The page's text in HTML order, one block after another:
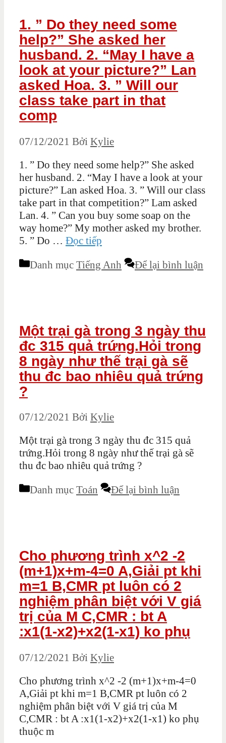
1. ” Do they need some
help?” She asked her
husband. 2. “May I have a
look at your picture?” Lan
asked Hoa. 3. ” Will our
class take part in that
comp
07/12/2021 Bởi Kylie
1. ” Do they need some help?” She asked
her husband. 2. “May I have a look at your
picture?” Lan asked Hoa. 3. ” Will our class
take part in that competition?” Lam asked
Lan. 4. ” Can you buy some soap on the
way home?” My mother asked my brother.
5. ” Do … Đọc tiếp
Danh mục Tiếng Anh Để lại bình luận
Một trại gà trong 3 ngày thu
đc 315 quả trứng.Hỏi trong
8 ngày như thế trại gà sẽ
thu đc bao nhiêu quả trứng
?
07/12/2021 Bởi Kylie
Một trại gà trong 3 ngày thu đc 315 quả
trứng.Hỏi trong 8 ngày như thế trại gà sẽ
thu đc bao nhiêu quả trứng ?
Danh mục Toán Để lại bình luận
Cho phương trình x^2 -2
(m+1)x+m-4=0 A,Giải pt khi
m=1 B,CMR pt luôn có 2
nghiệm phân biệt với V giá
trị của M C,CMR : bt A
:x1(1-x2)+x2(1-x1) ko phụ
07/12/2021 Bởi Kylie
Cho phương trình x^2 -2 (m+1)x+m-4=0
A,Giải pt khi m=1 B,CMR pt luôn có 2
nghiệm phân biệt với V giá trị của M
C,CMR : bt A :x1(1-x2)+x2(1-x1) ko phụ
thuộc m